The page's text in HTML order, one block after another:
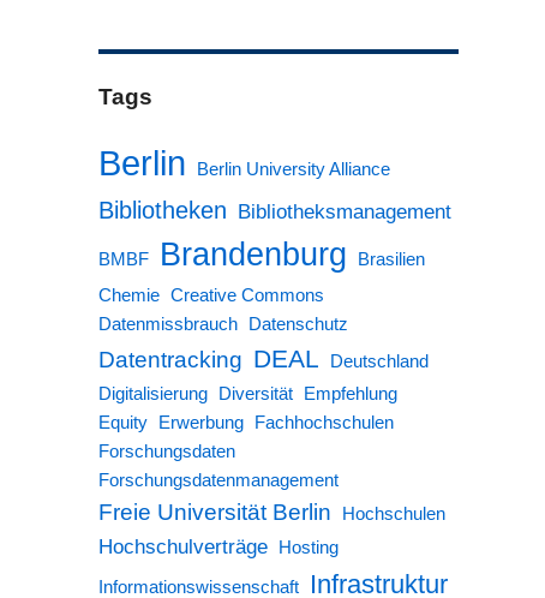
Tags
Berlin Berlin University Alliance
Bibliotheken Bibliotheksmanagement
BMBF Brandenburg
Brasilien
Chemie Creative Commons
Datenmissbrauch
Datenschutz
Datentracking DEAL
Deutschland
Digitalisierung
Diversität
Empfehlung
Equity
Erwerbung
Fachhochschulen
Forschungsdaten
Forschungsdatenmanagement
Freie Universität Berlin Hochschulen
Hochschulverträge Hosting
Informationswissenschaft Infrastruktur